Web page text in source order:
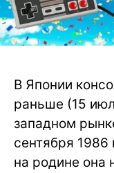
В Японии
раньше (15
западном
сентября 1986
на родине она